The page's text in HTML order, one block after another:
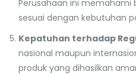
Perusahaan ini memahami
sesuai dengan kebutuhan
Kepatuhan terhadap
nasional maupun
produk yang dihasilkan